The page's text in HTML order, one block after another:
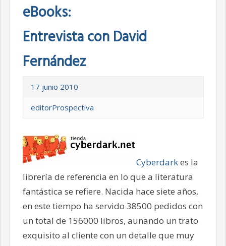
eBooks:
Entrevista con David
Fernández
17 junio 2010
editorProspectiva
Cyberdarkes la
librería de referencia en lo que a literatura
fantástica se refiere. Nacida hace siete años,
en este tiempo ha servido 38500 pedidos con
un total de 156000 libros, aunando un trato
exquisito al cliente con un detalle que muy